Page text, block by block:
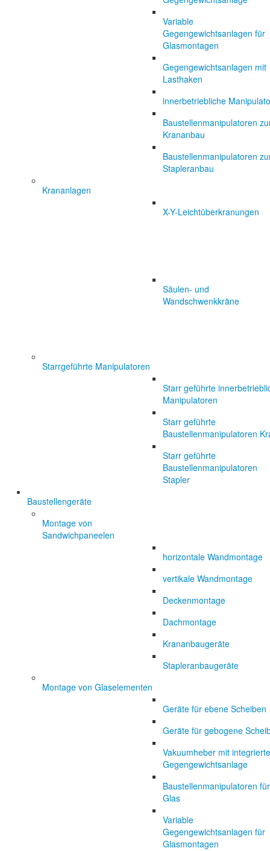
Variable
Gegengewichtsanlagen für
Glasmontagen
Gegengewichtsanlagen mit
Lasthaken
innerbetriebliche
Baustellenmanipulatoren
Krananbau
Baustellenmanipulatoren
Stapleranbau
Krananlagen
X-Y-Leichtüberkranungen
Säulen- und
Wandschwenkkräne
Starrgeführte Manipulatoren
Starr geführte
Manipulatoren
Starr geführte
Baustellenmanipulatoren
Starr geführte
Baustellenmanipulatoren
Stapler
Baustellengeräte
Montage von
Sandwichpaneelen
horizontale Wandmontage
vertikale Wandmontage
Deckenmontage
Dachmontage
Krananbaugeräte
Stapleranbaugeräte
Montage von Glaselementen
Geräte für ebene Scheiben
Geräte für gebogene
Vakuumheber mit
Gegengewichtsanlage
Baustellenmanipulatoren für
Glas
Variable
Gegengewichtsanlagen für
Glasmontagen